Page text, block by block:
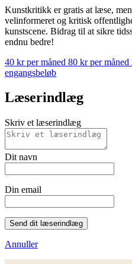
Kunstkritikk er gratis at læse,
velinformeret og kritisk
kunstscene. Bidrag til at sikre
endnu bedre!
40 kr per måned 80 kr per måned
engangsbeløb
Læserindlæg
Skriv et læserindlæg
Dit navn
Din email
Send dit læserindlæg
Annuller